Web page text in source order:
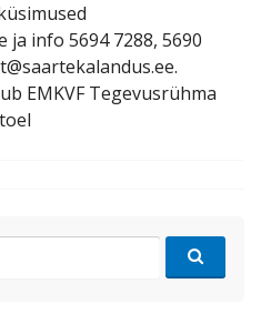
ja info 5694 7288, 5690
EMKVF Tegevusrühma